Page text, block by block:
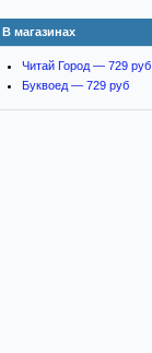
В магазинах
Читай Город — 729 руб
Буквоед — 729 руб